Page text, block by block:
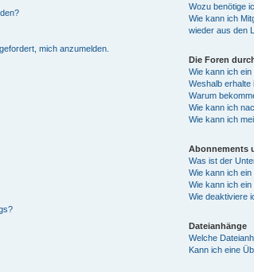
mich anzumelden.
Wozu benötige
Wie kann ich
wieder aus den
Die Foren
Wie kann ich
Weshalb
Warum
Wie kann ich
Wie kann ich
Abonnements
Was ist der
Wie kann ich
Wie kann ich
Wie deaktiviere
Dateianhänge
Welche
Kann ich eine